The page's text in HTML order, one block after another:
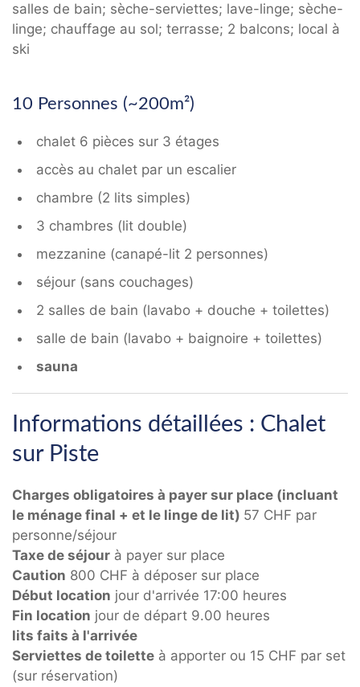
salles de bain; sèche-serviettes; lave-linge; sèche-
linge; chauffage au sol; terrasse; 2 balcons; local à
ski
10 Personnes (~200m²)
chalet 6 pièces sur 3 étages
accès au chalet par un escalier
chambre (2 lits simples)
3 chambres (lit double)
mezzanine (canapé-lit 2 personnes)
séjour (sans couchages)
2 salles de bain (lavabo + douche + toilettes)
salle de bain (lavabo + baignoire + toilettes)
sauna
Informations détaillées : Chalet
sur Piste
Charges obligatoires à payer sur place (incluant
le ménage final + et le linge de lit) 57 CHF par
personne/séjour
Taxe de séjour à payer sur place
Caution 800 CHF à déposer sur place
Début location jour d'arrivée 17:00 heures
Fin location jour de départ 9.00 heures
lits faits à l'arrivée
Serviettes de toilette à apporter ou 15 CHF par set
(sur réservation)